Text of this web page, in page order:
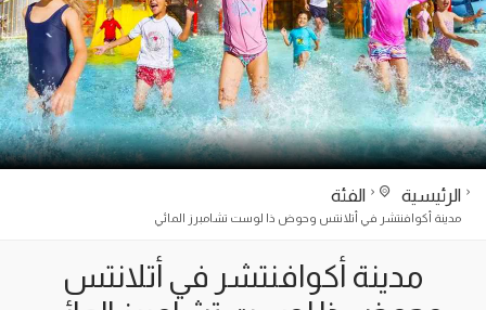
الرئيسية الفئة
مدينة أكوافنتشر في أتلانتس وحوض ذا لوست تشامبرز المائي
مدينة أكوافنتشر في أتلانتس